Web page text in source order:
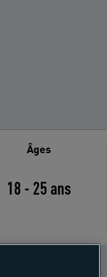
Âges
18 - 25 ans